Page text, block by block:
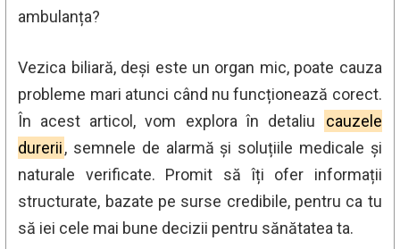
ambulanța?
Vezica biliară, deși este un organ mic, poate cauza
probleme mari atunci când nu funcționează corect.
În acest articol, vom explora în detaliu
cauzele
durerii, semnele de alarmă și soluțiile medicale și
naturale verificate. Promit să îți ofer informații
structurate, bazate pe surse credibile, pentru ca tu
să iei cele mai bune decizii pentru sănătatea ta.